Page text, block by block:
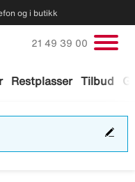
og i butikk
Restplasser Tilbud
Ring oss på
21 49 39 00